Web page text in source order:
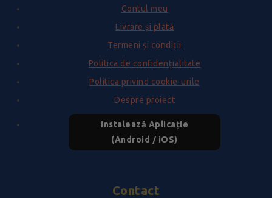
Contul meu
Livrare și plată
Termeni și condiții
Politica de confidențialitate
Politica privind cookie-urile
Despre proiect
Instalează Aplicație
(Android / iOS)
Contact